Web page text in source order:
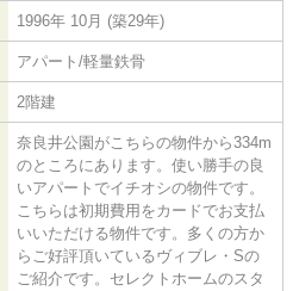
1996年 10月 (築29年)
アパート/軽量鉄骨
2階建
奈良井公園がこちらの物件から334m
のところにあります。使い勝手の良
いアパートでイチオシの物件です。
こちらは初期費用をカードでお支払
いいただける物件です。多くの方か
らご好評頂いているヴィブレ・Sの
ご紹介です。セレクトホームのスタ